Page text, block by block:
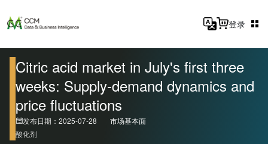
登录
Citric acid market in July's first three
weeks: Supply-demand dynamics and
price fluctuations
发布日期：2025-07-28
市场基本面
酸化剂